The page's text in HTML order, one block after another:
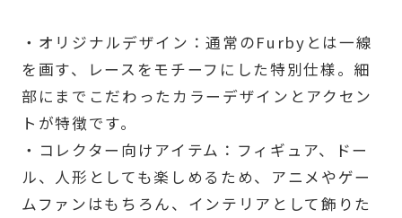
・オリジナルデザイン：通常のFurbyとは一線
を画す、レースをモチーフにした特別仕様。細
部にまでこだわったカラーデザインとアクセン
トが特徴です。
・コレクター向けアイテム：フィギュア、ドー
ル、人形としても楽しめるため、アニメやゲー
ムファンはもちろん、インテリアとして飾りた